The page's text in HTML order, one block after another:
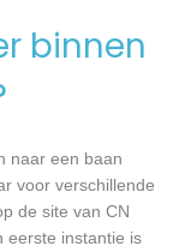
binnen
naar een baan
voor verschillende
de site van CN
eerste instantie is